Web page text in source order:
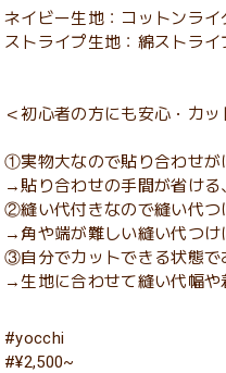
ネイビー生地：コットンライ
ストライプ生地：綿ストラ
＜初心者の方にも安心・カ
①実物大なので貼り合わせが
→貼り合わせの手間が省ける
②縫い代付きなので縫い代つ
→角や端が難しい縫い代つけ
③自分でカットできる状態で
→生地に合わせて縫い代幅や
#yocchi
#¥2,500~